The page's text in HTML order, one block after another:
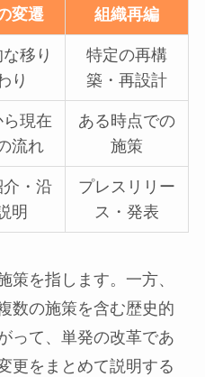
変遷 組織再編
移り
り
特定の再構
築・再設計
現在
流れ
ある時点での
施策
・沿
明
プレスリリー
ス・発表
策を指します。一方、
数の施策を含む歴史的
って、単発の改革であ
更をまとめて説明する